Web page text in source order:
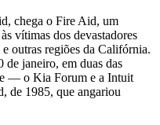
chega o Fire Aid, um
vítimas dos devastadores
outras regiões da Califórnia.
janeiro, em duas das
— o Kia Forum e a Intuit
de 1985, que angariou